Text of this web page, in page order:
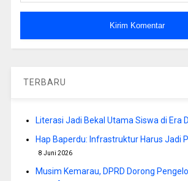
TERBARU
Literasi Jadi Bekal Utama Siswa di Era
Hap Baperdu: Infrastruktur Harus Jadi
8 Juni 2026
Musim Kemarau, DPRD Dorong